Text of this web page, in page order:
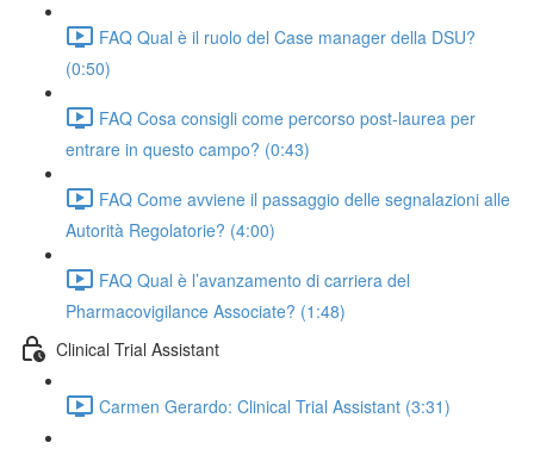
FAQ Qual è il ruolo del Case manager della DSU?
(0:50)
FAQ Cosa consigli come percorso post-laurea per
entrare in questo campo? (0:43)
FAQ Come avviene il passaggio delle segnalazioni alle
Autorità Regolatorie? (4:00)
FAQ Qual è l’avanzamento di carriera del
Pharmacovigilance Associate? (1:48)
Clinical Trial Assistant
Carmen Gerardo: Clinical Trial Assistant (3:31)